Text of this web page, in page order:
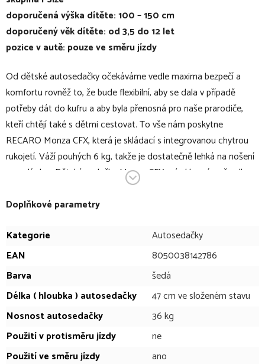
doporučená výška dítěte: 100 – 150 cm
doporučený věk dítěte: od 3,5 do 12 let
pozice v autě: pouze ve směru jízdy
Od dětské autosedačky očekáváme vedle maxima bezpečí a
komfortu rovněž to, že bude flexibilní, aby se dala v případě
potřeby dát do kufru a aby byla přenosná pro naše prarodiče,
kteří chtějí také s dětmi cestovat. To vše nám poskytne
RECARO Monza CFX, která je skládací s integrovanou chytrou
rukojetí. Váží pouhých 6 kg, takže je dostatečně lehká na nošení
po celý den. Dětská sedačka Monza CFX má sklopné opěradlo.
Pokud je sedadlo přepravováno mimo vůz nebo v zavazadlovém
prostoru, lze opěradlo sklopit naplocho na plochu sedadla a
části skořepiny integrováno držadlo.
Sedačku lze použít pro tříapůlleté batole až po dvanáctileté dítě.
Opěrka hlavy roste s dítětem a ramenní křídla nabízejí dostatek
prostoru. Aby bylo rostoucímu dítěti poskytnuto dostatek
prostoru, aniž by byla ohrožena bezpečnost, jsou ramenní křídla
Monza Compact FX pohyblivá. To znamená, že se vnitřní prostor
automaticky rozšiřuje a přizpůsobuje velikosti těla dítěte.
Odnímatelné chrániče lze rychle a jednoduše upevnit na dětskou
Doplňkové parametry
Kategorie
Autosedačky
EAN
8050038142786
Barva
šedá
Délka ( hloubka ) autosedačky
47 cm ve složeném stavu
Nosnost autosedačky
36 kg
Použití v protisměru jízdy
ne
Použití ve směru jízdy
ano